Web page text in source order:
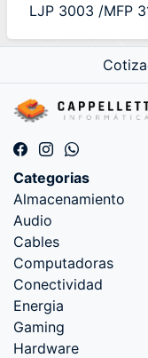
LJP 3003 /MFP
HP145AC)
Categorias
Almacenamiento
Audio
Cables
Computadoras
Conectividad
Energia
Gaming
Hardware